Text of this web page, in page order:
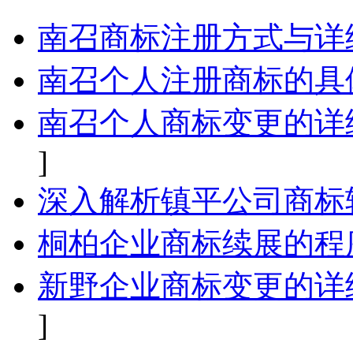
南召商标注册方式与
南召个人注册商标的
南召个人商标变更的
]
深入解析镇平公司商
桐柏企业商标续展的
新野企业商标变更的
]